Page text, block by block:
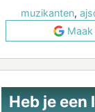
muzikanten,
Maak
Heb je